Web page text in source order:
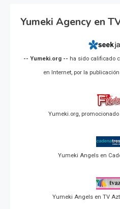
Yumeki Agency en
-- Yumeki.org -- ha sido calificado
en Internet, por la
Yumeki.org, promocionado
Yumeki Angels en
Yumeki Angels en TV